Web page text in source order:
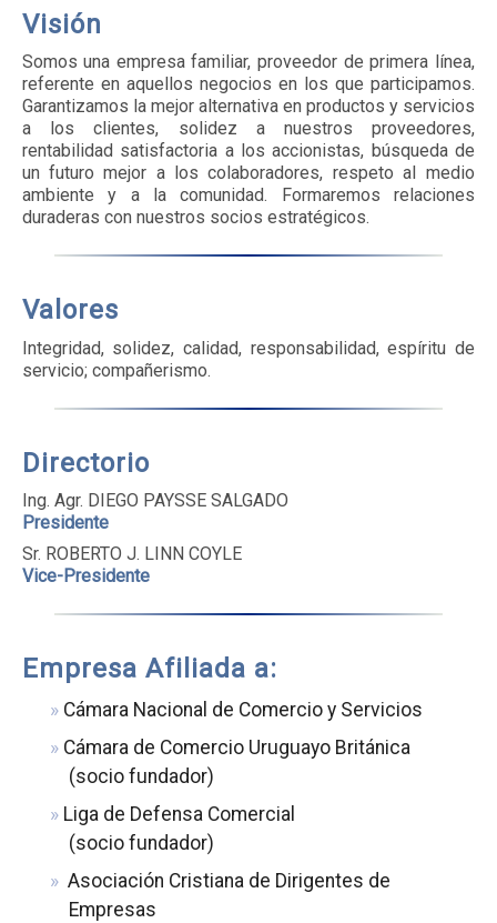
Visión
Somos una empresa familiar, proveedor de primera línea,
referente en aquellos negocios en los que participamos.
Garantizamos la mejor alternativa en productos y servicios
a los clientes, solidez a nuestros proveedores,
rentabilidad satisfactoria a los accionistas, búsqueda de
un futuro mejor a los colaboradores, respeto al medio
ambiente y a la comunidad. Formaremos relaciones
duraderas con nuestros socios estratégicos.
Valores
Integridad, solidez, calidad, responsabilidad, espíritu de
servicio; compañerismo.
Directorio
Ing. Agr. DIEGO PAYSSE SALGADO
Presidente
Sr. ROBERTO J. LINN COYLE
Vice-Presidente
Empresa Afiliada a:
Cámara Nacional de Comercio y Servicios
Cámara de Comercio Uruguayo Británica
(socio fundador)
Liga de Defensa Comercial
(socio fundador)
Asociación Cristiana de Dirigentes de
Empresas